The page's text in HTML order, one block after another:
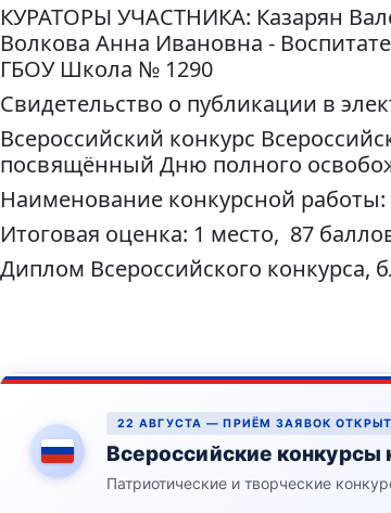
КУРАТОРЫ УЧАСТНИКА: Казарян
Волкова Анна Ивановна -
ГБОУ Школа № 1290
Свидетельство о публикации в
Всероссийский конкурс
посвящённый Дню полного
Наименование конкурсной работы:
Итоговая оценка: 1 место, 87
Диплом Всероссийского конкурса,
22 АВГУСТА — ПРИЁМ ЗАЯВОК ОТКРЫТ
Всероссийские конкурсы
Патриотические и творческие